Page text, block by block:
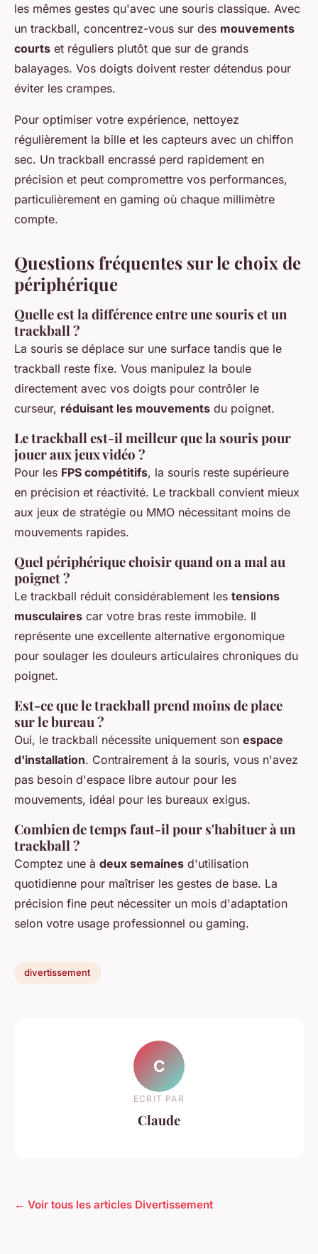
les mêmes gestes qu'avec une souris classique. Avec
un trackball, concentrez-vous sur des mouvements
courts et réguliers plutôt que sur de grands
balayages. Vos doigts doivent rester détendus pour
éviter les crampes.
Pour optimiser votre expérience, nettoyez
régulièrement la bille et les capteurs avec un chiffon
sec. Un trackball encrassé perd rapidement en
précision et peut compromettre vos performances,
particulièrement en gaming où chaque millimètre
compte.
Questions fréquentes sur le choix de
périphérique
Quelle est la différence entre une souris et un
trackball ?
La souris se déplace sur une surface tandis que le
trackball reste fixe. Vous manipulez la boule
directement avec vos doigts pour contrôler le
curseur, réduisant les mouvements du poignet.
Le trackball est-il meilleur que la souris pour
jouer aux jeux vidéo ?
Pour les FPS compétitifs, la souris reste supérieure
en précision et réactivité. Le trackball convient mieux
aux jeux de stratégie ou MMO nécessitant moins de
mouvements rapides.
Quel périphérique choisir quand on a mal au
poignet ?
Le trackball réduit considérablement les tensions
musculaires car votre bras reste immobile. Il
représente une excellente alternative ergonomique
pour soulager les douleurs articulaires chroniques du
poignet.
Est-ce que le trackball prend moins de place
sur le bureau ?
Oui, le trackball nécessite uniquement son espace
d'installation. Contrairement à la souris, vous n'avez
pas besoin d'espace libre autour pour les
mouvements, idéal pour les bureaux exigus.
Combien de temps faut-il pour s'habituer à un
trackball ?
Comptez une à deux semaines d'utilisation
quotidienne pour maîtriser les gestes de base. La
précision fine peut nécessiter un mois d'adaptation
selon votre usage professionnel ou gaming.
divertissement
C
ECRIT PAR
Claude
← Voir tous les articles Divertissement